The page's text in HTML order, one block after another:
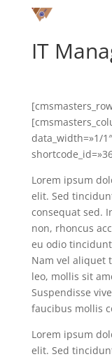
IT
data_width=»1/
Lorem ipsum
elit. Sed
consequat sed.
non, rhoncus
eu odio
Nam vel aliquet
leo, mollis sit
Suspendisse
faucibus mollis
Lorem ipsum
elit. Sed